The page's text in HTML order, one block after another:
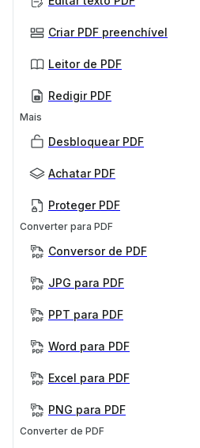
Criar PDF preenchível
Leitor de PDF
Redigir PDF
Mais
Desbloquear PDF
Achatar PDF
Proteger PDF
Converter para PDF
Conversor de PDF
JPG para PDF
PPT para PDF
Word para PDF
Excel para PDF
PNG para PDF
Converter de PDF